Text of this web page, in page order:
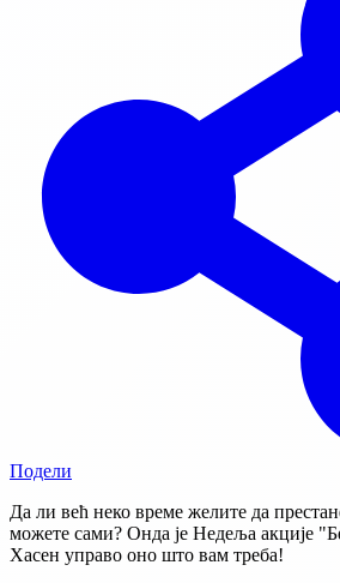
Подели
Да ли већ неко време желите да
можете сами? Онда је Недеља акције
Хасен управо оно што вам треба!